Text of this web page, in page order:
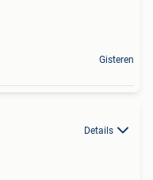
Gisteren
Details